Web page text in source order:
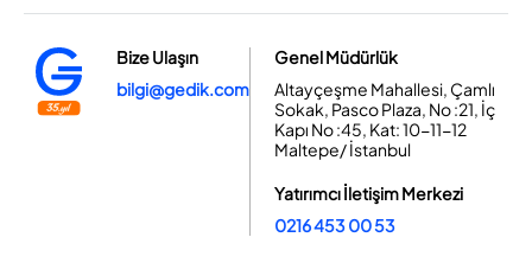
Bize Ulaşın
bilgi@gedik.com
Genel Müdürlük
Altayçeşme Mahallesi, Çamlı
Sokak, Pasco Plaza, No :21, İç
Kapı No :45, Kat: 10-11-12
Maltepe/ İstanbul
Yatırımcı İletişim Merkezi
0216 453 00 53